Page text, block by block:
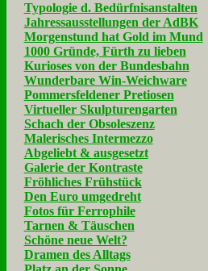
Typologie d. Bedürfnisanstalten
Jahressausstellungen der AdBK
Morgenstund hat Gold im Mund
1000 Gründe, Fürth zu lieben
Kurioses von der Bundesbahn
Wunderbare Win-Weichware
Pommersfeldener Pretiosen
Virtueller Skulpturengarten
Schach der Obsoleszenz
Malerisches Intermezzo
Abgeliebt & ausgesetzt
Galerie der Kontraste
Fröhliches Frühstück
Den Euro umgedreht
Fotos für Ferrophile
Tarnen & Täuschen
Schöne neue Welt?
Dramen des Alltags